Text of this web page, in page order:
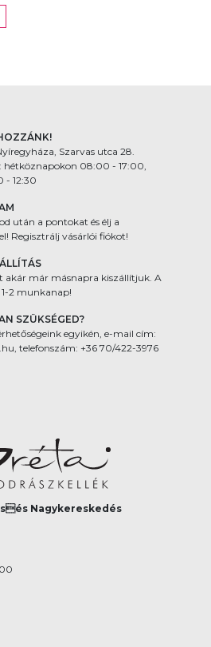
Szarvas utca 28.
hétköznapokon 08:00 - 17:00,
- 12:30
után a pontokat és élj a
Regisztrálj vásárlói fiókot!
akár már másnapra kiszállítjuk. A
2 munkanap!
SZÜKSÉGED?
egyikén, e-mail cím:
telefonszám: +36 70/422-3976
Nagykereskedés